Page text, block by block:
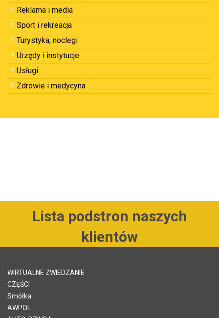
Reklama i media
Sport i rekreacja
Turystyka, noclegi
Urzędy i instytucje
Usługi
Zdrowie i medycyna
Lista podstron naszych
klientów
WIRTUALNE ZWIEDZANIE
CZĘŚCI
Smółka
AWPOL